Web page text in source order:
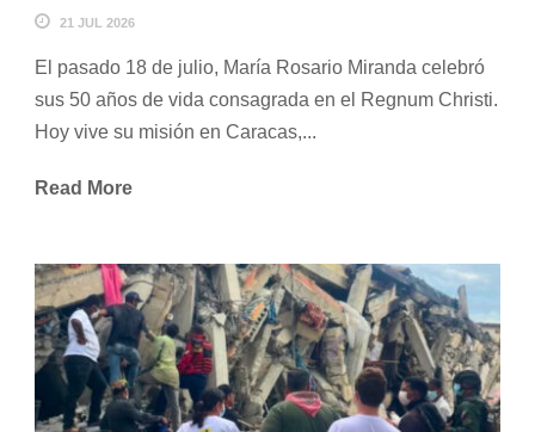
21 JUL 2026
El pasado 18 de julio, María Rosario Miranda celebró
sus 50 años de vida consagrada en el Regnum Christi.
Hoy vive su misión en Caracas,...
Read More